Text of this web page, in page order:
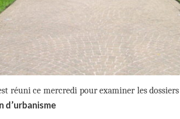
réuni ce mercredi pour examiner les
d’urbanisme